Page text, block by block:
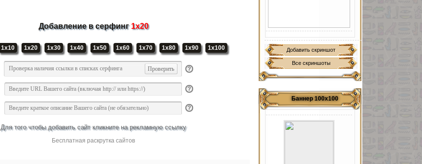
Добавить скриншот
Все скриншоты
Баннер 100х100
Добавление в серфинг1x20
1x10 1x20 1x30 1x40 1x50 1x60 1x70 1x80 1x90 1x100
Для того чтобы добавить сайт кликните на рекламную ссылку
Бесплатная раскрутка сайтов